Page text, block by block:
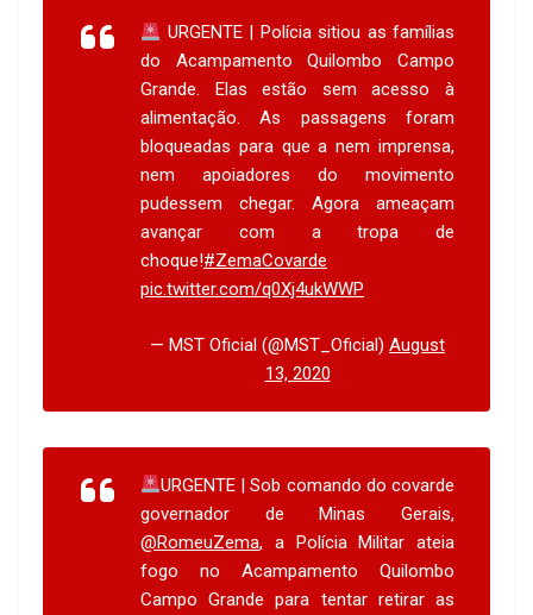
URGENTE | Polícia sitiou as famílias
do Acampamento Quilombo Campo
Grande. Elas estão sem acesso à
alimentação. As passagens foram
bloqueadas para que a nem imprensa,
nem apoiadores do movimento
pudessem chegar. Agora ameaçam
avançar com a tropa de
choque!#ZemaCovarde
pic.twitter.com/q0Xj4ukWWP
— MST Oficial (@MST_Oficial) August
13, 2020
URGENTE | Sob comando do covarde
governador de Minas Gerais,
@RomeuZema, a Polícia Militar ateia
fogo no Acampamento Quilombo
Campo Grande para tentar retirar as